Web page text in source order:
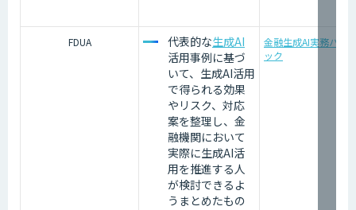
FDUA 代表的な生成AI
活用事例に基づ
いて、生成AI活用
で得られる効果
やリスク、対応
案を整理し、金
融機関において
実際に生成AI活
用を推進する人
が検討できるよ
うまとめたもの
金融生成AI実務ハン
ック